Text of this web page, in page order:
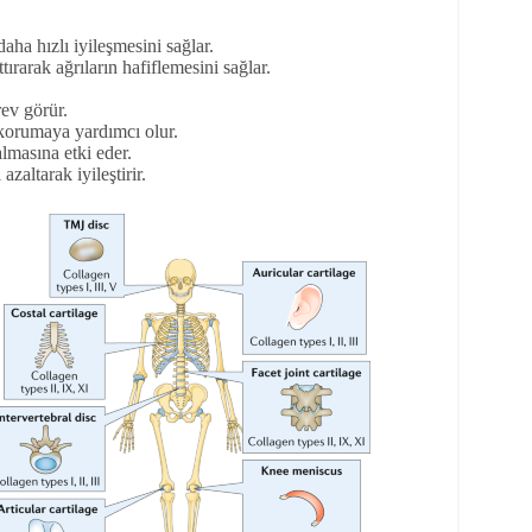
hızlı iyileşmesini sağlar.
ağrıların hafiflemesini sağlar.
görür.
yardımcı olur.
etki eder.
azaltarak iyileştirir.